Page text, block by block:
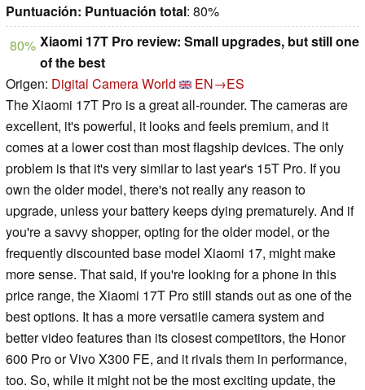
Puntuación: Puntuación total: 80%
80% Xiaomi 17T Pro review: Small upgrades, but still one
of the best
Origen: Digital Camera World
EN→ES
The Xiaomi 17T Pro is a great all-rounder. The cameras are
excellent, it's powerful, it looks and feels premium, and it
comes at a lower cost than most flagship devices. The only
problem is that it's very similar to last year's 15T Pro. If you
own the older model, there's not really any reason to
upgrade, unless your battery keeps dying prematurely. And if
you're a savvy shopper, opting for the older model, or the
frequently discounted base model Xiaomi 17, might make
more sense. That said, if you're looking for a phone in this
price range, the Xiaomi 17T Pro still stands out as one of the
best options. It has a more versatile camera system and
better video features than its closest competitors, the Honor
600 Pro or Vivo X300 FE, and it rivals them in performance,
too. So, while it might not be the most exciting update, the